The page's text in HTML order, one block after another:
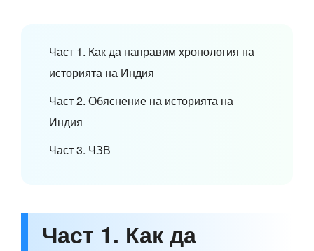
Част 1. Как да направим хронология на
историята на Индия
Част 2. Обяснение на историята на
Индия
Част 3. ЧЗВ
Част 1. Как да